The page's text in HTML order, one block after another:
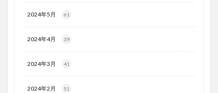
2024年5月 61
2024年4月 39
2024年3月 41
2024年2月 51